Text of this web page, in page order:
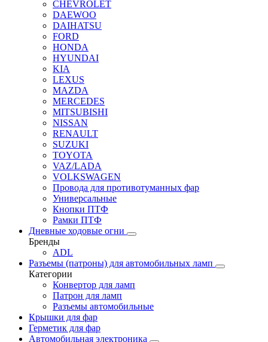
CHEVROLET
DAEWOO
DAIHATSU
FORD
HONDA
HYUNDAI
KIA
LEXUS
MAZDA
MERCEDES
MITSUBISHI
NISSAN
RENAULT
SUZUKI
TOYOTA
VAZ/LADA
VOLKSWAGEN
Провода для противотуманных фар
Универсальные
Кнопки ПТФ
Рамки ПТФ
Дневные ходовые огни
Бренды
ADL
Разъемы (патроны) для автомобильных ламп
Категории
Конвертор для ламп
Патрон для ламп
Разъемы автомобильные
Крышки для фар
Герметик для фар
Автомобильная электроника